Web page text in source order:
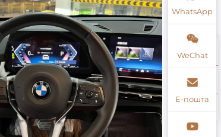
WhatsApp
WeChat
Е-пошта